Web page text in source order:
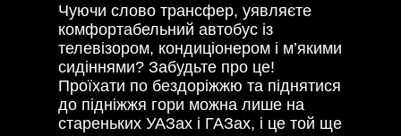
Чуючи слово трансфер, уявляєте
комфортабельний автобус із
телевізором, кондиціонером і м’якими
сидіннями? Забудьте про це!
Проїхати по бездоріжжю та піднятися
до підніжжя гори можна лише на
стареньких УАЗах і ГАЗах, і це той ще